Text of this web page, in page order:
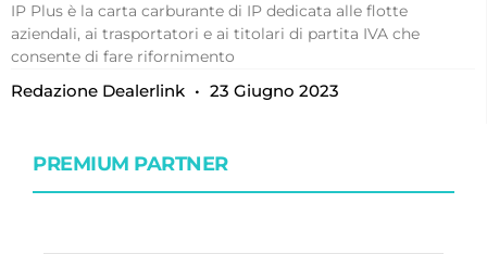
IP Plus è la carta carburante di IP dedicata alle flotte
aziendali, ai trasportatori e ai titolari di partita IVA che
consente di fare rifornimento
Redazione Dealerlink 23 Giugno 2023
PREMIUM PARTNER